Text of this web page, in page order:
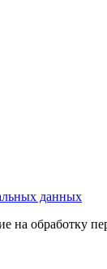
данных
на обработку